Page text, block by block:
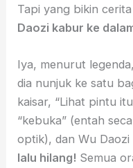
Tapi yang bikin
Daozi kabur ke
Iya, menurut
dia nunjuk ke satu
kaisar, “Lihat pintu
“kebuka” (entah
optik), dan Wu Daozi
lalu hilang! Semua